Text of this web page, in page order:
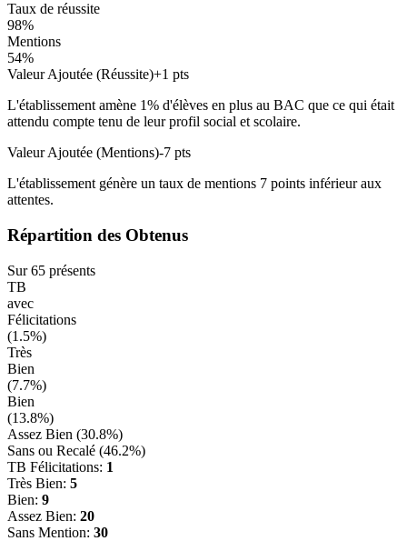
Taux de réussite
98%
Mentions
54%
Valeur Ajoutée (Réussite)+1 pts
L'établissement amène 1% d'élèves en plus au BAC que ce qui était
attendu compte tenu de leur profil social et scolaire.
Valeur Ajoutée (Mentions)-7 pts
L'établissement génère un taux de mentions 7 points inférieuraux
attentes.
Répartition des Obtenus
Sur65 présents
TB
avec
Félicitations
(1.5%)
Très
Bien
(7.7%)
Bien
(13.8%)
Assez Bien (30.8%)
Sans ou Recalé (46.2%)
TB Félicitations: 1
Très Bien: 5
Bien: 9
Assez Bien: 20
Sans Mention: 30